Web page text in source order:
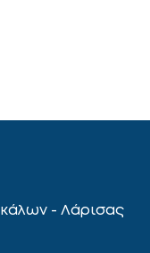
- Λάρισας